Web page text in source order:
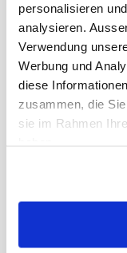
personalisieren
analysieren.
Verwendung
Werbung und
diese
zusammen, die
sie im Rahmen
CADD-
CADD-
Art. Nr.: